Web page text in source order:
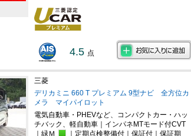
4.5 点
三菱
デリカミニ 660 T プレミアム 9型ナビ 全方位カ
メラ マイパイロット
電気自動車・PHEVなど、コンパクトカー・ハッ
チバック、軽自動車｜インパネMTモード付CVT
｜緑Ｍ
｜定期点検整備付｜保証付｜保証期